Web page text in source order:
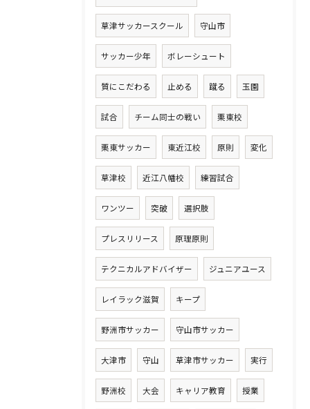
草津サッカースクール 守山市
サッカー少年 ボレーシュート
質にこだわる 止める 蹴る 玉園
試合 チーム同士の戦い 栗東校
栗東サッカー 東近江校 原則 変化
草津校 近江八幡校 練習試合
ワンツー 突破 選択肢
プレスリリース 原理原則
テクニカルアドバイザー ジュニアユース
レイラック滋賀 キープ
野洲市サッカー 守山市サッカー
大津市 守山 草津市サッカー 実行
野洲校 大会 キャリア教育 授業